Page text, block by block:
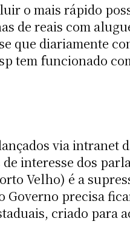
o mais rápido
de reais com
que diariamente
tem funcionado
via intranet
interesse dos
Velho) é a
Governo precisa
criado para